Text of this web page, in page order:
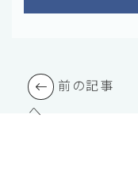
前の記事
へ